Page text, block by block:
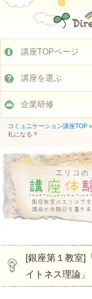
講座TOPページ
講座を選ぶ
企業研修
コミュニケーション講座TOP »
礼になる？
[銀座第１教室]
イトネス理論」